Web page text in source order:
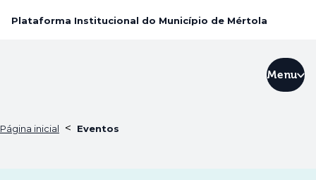
Plataforma Institucional do Município de Mértola
Menu
Página inicial < Eventos